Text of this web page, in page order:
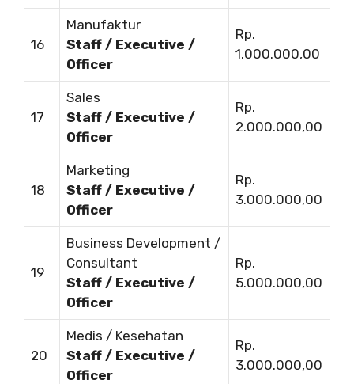
16
Manufaktur
Staff / Executive /
Officer
Rp.
1.000.000,00
17
Sales
Staff / Executive /
Officer
Rp.
2.000.000,00
18
Marketing
Staff / Executive /
Officer
Rp.
3.000.000,00
19
Business Development /
Consultant
Staff / Executive /
Officer
Rp.
5.000.000,00
20
Medis / Kesehatan
Staff / Executive /
Officer
Rp.
3.000.000,00